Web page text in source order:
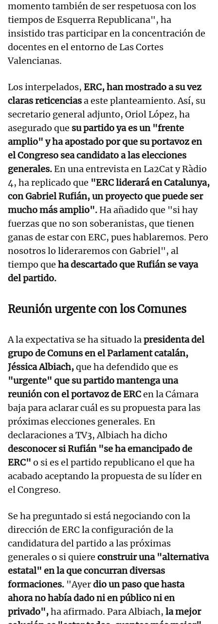
momento también de ser respetuosa con los
tiempos de Esquerra Republicana", ha
insistido tras participar en la concentración de
docentes en el entorno de Las Cortes
Valencianas.
Los interpelados, ERC, han mostrado a su vez
claras reticenciasa este planteamiento. Así, su
secretario general adjunto, Oriol López, ha
asegurado que su partido ya es un "frente
amplio" y ha apostado por que su portavoz en
el Congreso sea candidato a las elecciones
generales.En una entrevista en La2Cat y Ràdio
4, ha replicado que "ERC liderará en Catalunya,
con Gabriel Rufián, un proyecto que puede ser
mucho más amplio". Ha añadido que "si hay
fuerzas que no son soberanistas, que tienen
ganas de estar con ERC, pues hablaremos. Pero
nosotros lo lideraremos con Gabriel", al
tiempo que ha descartado que Rufián se vaya
del partido.
Reunión urgente con los Comunes
A la expectativa se ha situado lapresidenta del
grupo de Comuns en el Parlament catalán,
Jéssica Albiach,que ha defendido que es
"urgente" que su partido mantenga una
reunión con el portavoz de ERCen la Cámara
baja para aclarar cuál es su propuesta para las
próximas elecciones generales. En
declaraciones a TV3, Albiach ha dicho
desconocer si Rufián "se ha emancipado de
ERC" o si es el partido republicano el que ha
acabado aceptando la propuesta de su líder en
el Congreso.
Se ha preguntado si está negociando con la
dirección de ERC la configuración de la
candidatura del partido a las próximas
generales o si quiere construir una "alternativa
estatal" en la que concurran diversas
formaciones. "Ayerdio un paso que hasta
ahora no había dado ni en público ni en
privado",ha afirmado. Para Albiach, la mejor